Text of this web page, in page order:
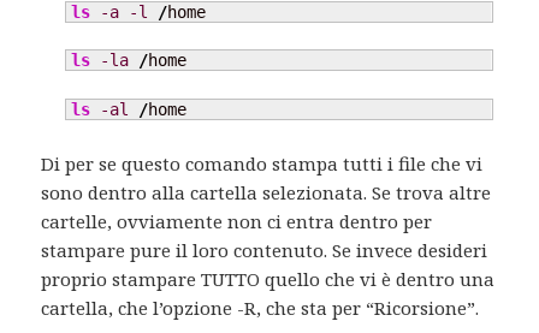
ls -a -l /home
ls -la /home
ls -al /home
Di per se questo comando stampa tutti i file che vi
sono dentro alla cartella selezionata. Se trova altre
cartelle, ovviamente non ci entra dentro per
stampare pure il loro contenuto. Se invece desideri
proprio stampare TUTTO quello che vi è dentro una
cartella, che l’opzione -R, che sta per “Ricorsione”.